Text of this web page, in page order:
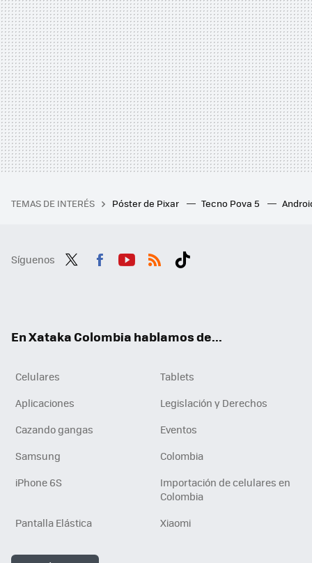
TEMAS DE INTERÉS Póster de Pixar Tecno Pova 5
Síguenos
En Xataka Colombia hablamos de...
Celulares
Tablets
Aplicaciones
Legislación y Derechos
Cazando gangas
Eventos
Samsung
Colombia
iPhone 6S
Importación de celulares en
Colombia
Pantalla Elástica
Xiaomi